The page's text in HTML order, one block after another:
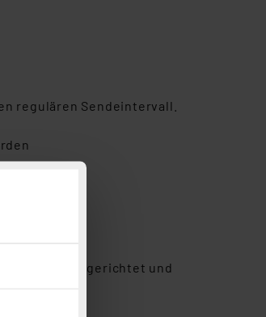
regulären Sendeintervall.
Android eingerichtet und